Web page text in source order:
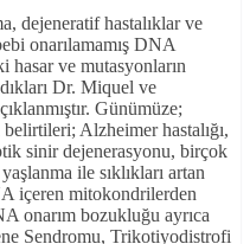
dejeneratif hastalıklar ve
onarılamamış DNA
hasar ve mutasyonların
Dr. Miquel ve
Günümüze;
Alzheimer hastalığı,
sinir dejenerasyonu, birçok
ile sıklıkları artan
içeren mitokondrilerden
onarım bozukluğu ayrıca
Sendromu, Trikotiyodistrofi